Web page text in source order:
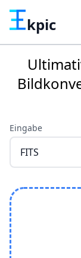
kpic
Eingabe
FITS